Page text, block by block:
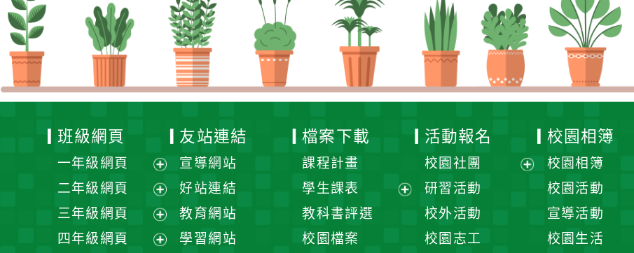
班級網頁
一年級網頁
展
開
選
單
二年級網頁
展
開
選
三年級網頁
展
四年級網頁
友站連結
宣導網站
好站連結
教育網站
學習網站
檔案下載
課程計畫
學生課表
教科書評選
校園檔案
活動報名
校園社團
研習活動
校外活動
校園志工
校園相簿
校園相簿
校園活動
宣導活動
校園生活